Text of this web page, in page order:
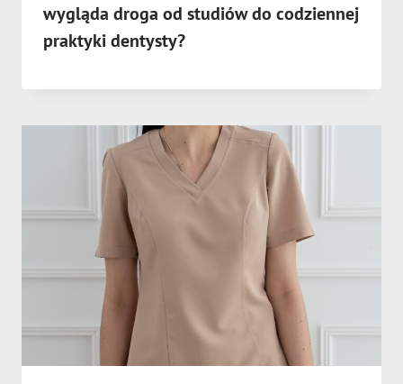
wygląda droga od studiów do codziennej
praktyki dentysty?